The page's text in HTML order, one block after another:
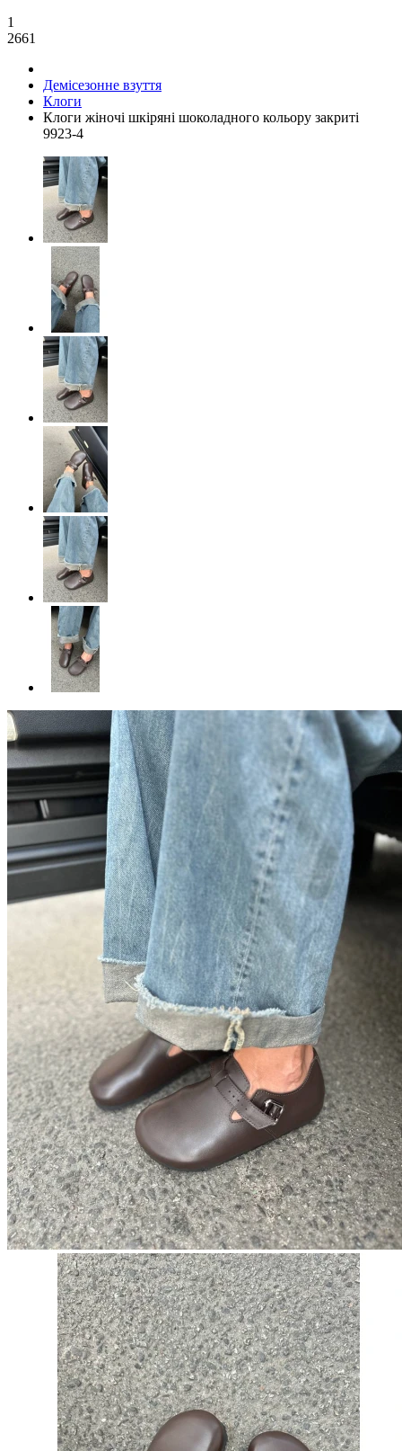
1
2661
Демісезонне взуття
Клоги
Клоги жіночі шкіряні шоколадного кольору закриті
9923-4